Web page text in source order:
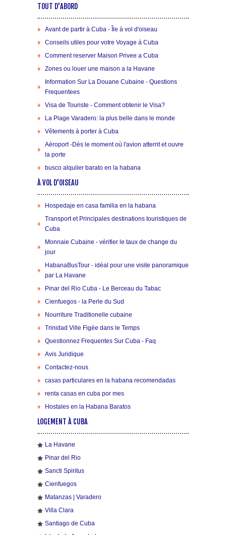
TOUT D'ABORD
Avant de partir à Cuba - Île à vol d'oiseau
Conseils utiles pour votre Voyage à Cuba
Comment reserver Maison Privee a Cuba
Zones ou louer une maison a la Havane
Information Sur La Douane Cubaine - Questions
Frequentees
Visa de Touriste - Comment obtenir le Visa?
La Plage Varadero: la plus belle dans le monde
Vêtements à porter à Cuba
Aéroport -Dès le moment où l'avion atterrit et ouvre
la porte
busco alquiler barato en la habana
À VOL D'OISEAU
Hospedaje en casa familia en la habana
Transport et Principales destinations touristiques de
Cuba
Monnaie Cubaine - vérifier le taux de change du
jour
HabanaBusTour - idéal pour une visite panoramique
par La Havane
Pinar del Rio Cuba - Le Berceau du Tabac
Cienfuegos - la Perle du Sud
Nourriture Traditionelle cubaine
Trinidad Ville Figée dans le Temps
Questionnez Frequentes Sur Cuba - Faq
Avis Juridique
Contactez-nous
casas particulares en la habana recomendadas
renta casas en cuba por mes
Hostales en la Habana Baratos
LOGEMENT À CUBA
La Havane
Pinar del Rio
Sancti Spiritus
Cienfuegos
Matanzas | Varadero
Villa Clara
Santiago de Cuba